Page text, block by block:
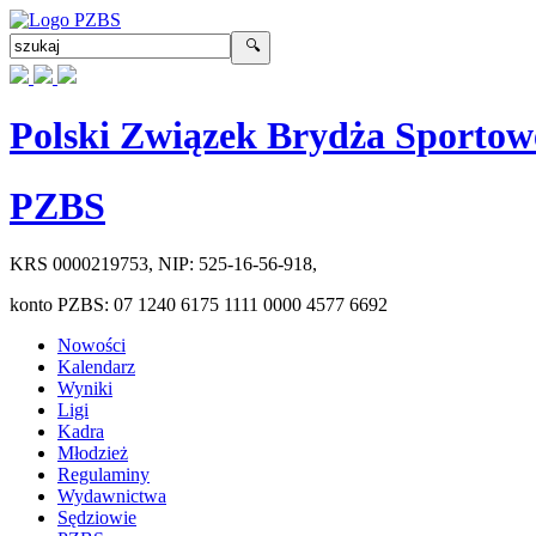
Polski Związek Brydża
PZBS
KRS 0000219753, NIP: 525-16-56-918,
konto PZBS: 07 1240 6175 1111 0000 4577 6692
Nowości
Kalendarz
Wyniki
Ligi
Kadra
Młodzież
Regulaminy
Wydawnictwa
Sędziowie